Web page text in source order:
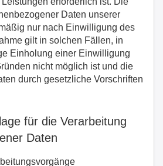
Daten unserer
nur nach Einwilligung des
gilt in solchen Fällen, in
Einholung einer Einwilligung
nicht möglich ist und die
durch gesetzliche Vorschriften
für die Verarbeitung
Daten